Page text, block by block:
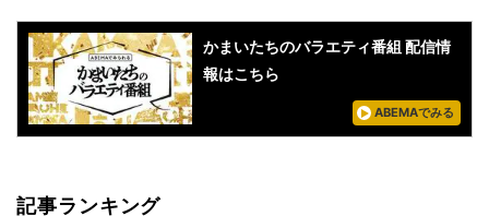
かまいたちのバラエティ番組 配信情
報はこちら
ABEMAでみる
記事ランキング